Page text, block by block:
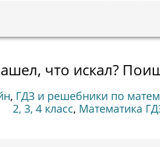
что искал?
, ГДЗ и решебники по
2, 3, 4 класс, Математика